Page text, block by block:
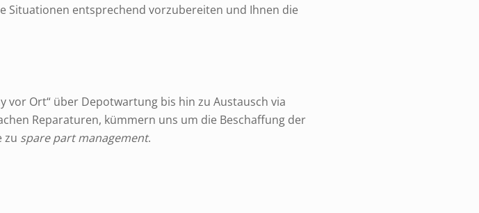
Situationen entsprechend vorzubereiten und Ihnen die
vor Ort“ über Depotwartung bis hin zu Austausch via
Reparaturen, kümmern uns um die Beschaffung der
zu spare part management.